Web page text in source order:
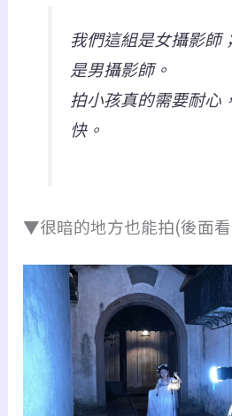
我們這組是女攝影師
是男攝影師。
拍小孩真的需要耐心
快。
▼很暗的地方也能拍(後面